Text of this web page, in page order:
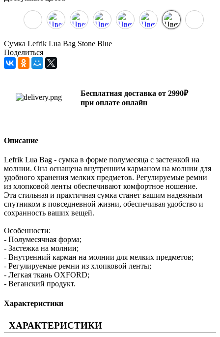
Сумка Lefrik Lua Bag Stone Blue
Поделиться
Бесплатная доставка от 2990₽
при оплате онлайн
Описание
Lefrik Lua Bag - сумка в форме полумесяца с застежкой на
молнии. Она оснащена внутренним карманом на молнии для
удобного хранения мелких предметов. Регулируемые ремни
из хлопковой ленты обеспечивают комфортное ношение.
Эта стильная и практичная сумка станет вашим надежным
спутником в повседневной жизни, обеспечивая удобство и
сохранность ваших вещей.
Особенности:
- Полумесячная форма;
- Застежка на молнии;
- Внутренний карман на молнии для мелких предметов;
- Регулируемые ремни из хлопковой ленты;
- Легкая ткань OXFORD;
- Веганский продукт.
Характеристики
ХАРАКТЕРИСТИКИ